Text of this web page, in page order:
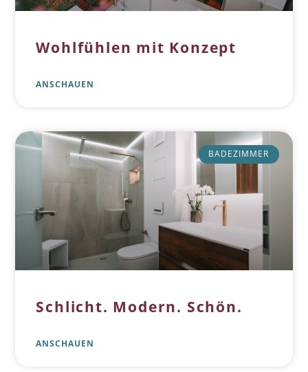
Wohlfühlen mit Konzept
ANSCHAUEN
BADEZIMMER
Schlicht. Modern. Schön.
ANSCHAUEN